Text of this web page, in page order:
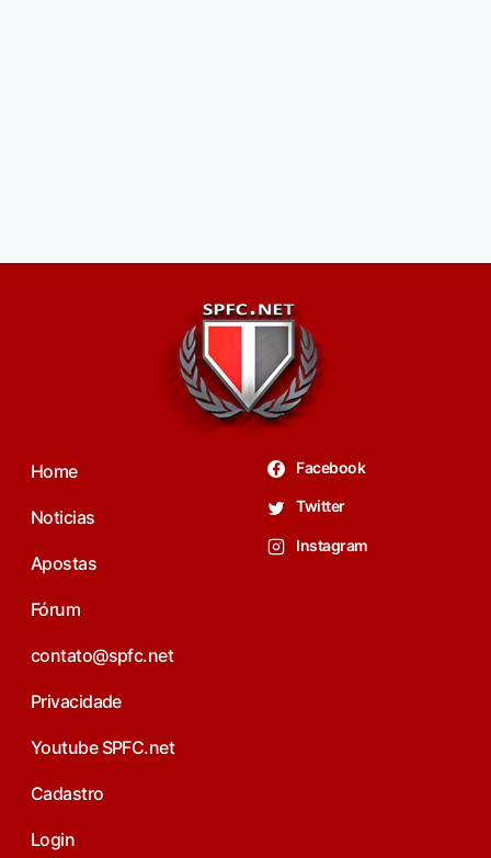
Home
Noticias
Apostas
Fórum
contato@spfc.net
Privacidade
Youtube SPFC.net
Cadastro
Login
Facebook
Twitter
Instagram